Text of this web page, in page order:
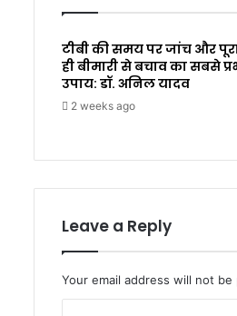
टीबी की समय पर जांच और
ही बीमारी से बचाव का सबसे
उपाय: डॉ. अनिल यादव
2 weeks ago
Leave a Reply
Your email address will not be